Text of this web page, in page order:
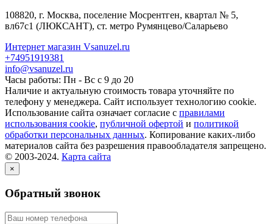
108820, г. Москва, поселение Мосрентген, квартал № 5,
вл67с1 (ЛЮКСАНТ), ст. метро Румянцево/Саларьево
Интернет магазин Vsanuzel.ru
+74951919381
info@vsanuzel.ru
Часы работы: Пн - Вс с 9 до 20
Наличие и актуальную стоимость товара уточняйте по
телефону у менеджера. Сайт использует технологию cookie.
Использование сайта означает согласие с правилами
использования cookie, публичной офертой и политикой
обработки персональных данных. Копирование каких-либо
материалов сайта без разрешения правообладателя запрещено.
© 2003-2024. Карта сайта
×
Обратный звонок